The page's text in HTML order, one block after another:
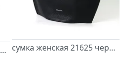
сумка женская 47424 кофе/бежев сумка женская 21625 черный